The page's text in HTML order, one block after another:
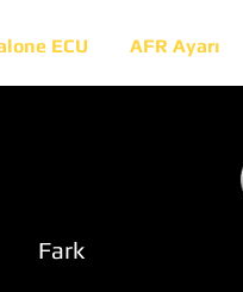
ECU AFR Ayarı
Fark